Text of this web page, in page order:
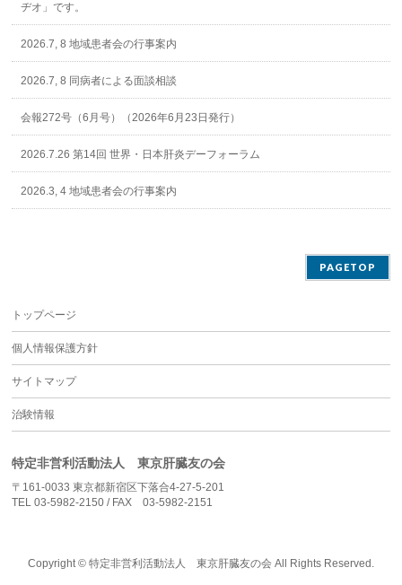
ヂオ」です。
2026.7, 8 地域患者会の行事案内
2026.7, 8 同病者による面談相談
会報272号（6月号）（2026年6月23日発行）
2026.7.26 第14回 世界・日本肝炎デーフォーラム
2026.3, 4 地域患者会の行事案内
PAGETOP
トップページ
個人情報保護方針
サイトマップ
治験情報
特定非営利活動法人 東京肝臓友の会
〒161-0033 東京都新宿区下落合4-27-5-201
TEL 03-5982-2150 / FAX 03-5982-2151
Copyright © 特定非営利活動法人 東京肝臓友の会All Rights Reserved.